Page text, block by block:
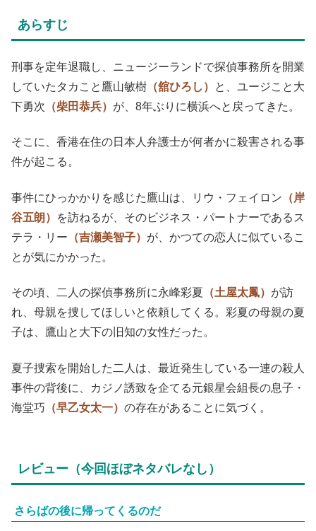
あらすじ
刑事を定年退職し、ニュージーランドで探偵事務所を開業
していたタカこと鷹山敏樹 （舘ひろし）
と、ユージこと大
下勇次 （柴田恭兵） が、8年ぶりに横浜へと戻ってきた。
そこに、香港在住の日本人弁護士が何者かに殺害される事
件が起こる。
事件にひっかかりを感じた鷹山は、リウ・フェイロン （岸
谷五朗）
を訪ねるが、そのビジネス・パートナーであるス
テラ・リー （吉瀬美智子） が、かつての恋人に似ているこ
とが気にかかった。
その頃、二人の探偵事務所に永峰彩夏 （土屋太鳳） が訪
れ、母親を捜してほしいと依頼してくる。彩夏の母親の夏
子は、鷹山と大下の旧知の女性だった。
夏子捜索を開始した二人は、最近発生している一連の殺人
事件の背後に、カジノ誘致を企てる元銀星会組長の息子・
海堂巧 （早乙女太一） の存在があることに気づく。
レビュー（今回ほぼネタバレなし）
さらばの後に帰ってくるのだ